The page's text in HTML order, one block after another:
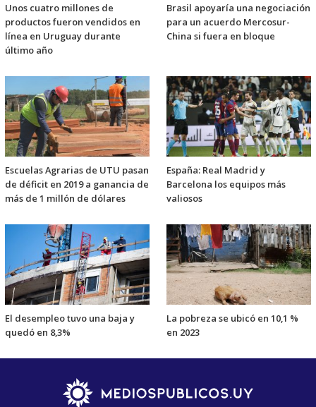
Unos cuatro millones de
productos fueron vendidos en
línea en Uruguay durante
último año
Brasil apoyaría una negociación
para un acuerdo Mercosur-
China si fuera en bloque
Escuelas Agrarias de UTU pasan
de déficit en 2019 a ganancia de
más de 1 millón de dólares
España: Real Madrid y
Barcelona los equipos más
valiosos
El desempleo tuvo una baja y
quedó en 8,3%
La pobreza se ubicó en 10,1 %
en 2023